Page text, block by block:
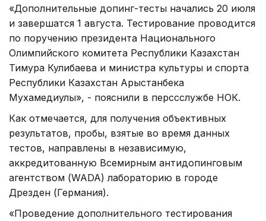
«Дополнительные допинг-тесты начались 20 июля
и завершатся 1 августа. Тестирование проводится
по поручению президента Национального
Олимпийского комитета Республики Казахстан
Тимура Кулибаева и министра культуры и спорта
Республики Казахстан Арыстанбека
Мухамедиулы», - пояснили в перссөслужбе НОК.
Как отмечается, для получения объективных
результатов, пробы, взятые во время данных
тестов, направлены в независимую,
аккредитованную Всемирным антидопинговым
агентством (WADA) лабораторию в городе
Дрезден (Германия).
«Проведение дополнительного тестирования